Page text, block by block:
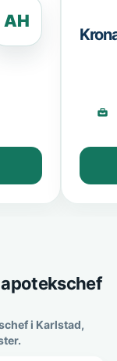
AH
i Karlstad,